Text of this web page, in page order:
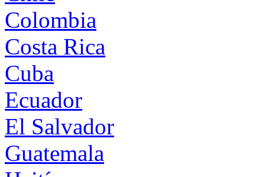
Colombia
Costa Rica
Cuba
Ecuador
El Salvador
Guatemala